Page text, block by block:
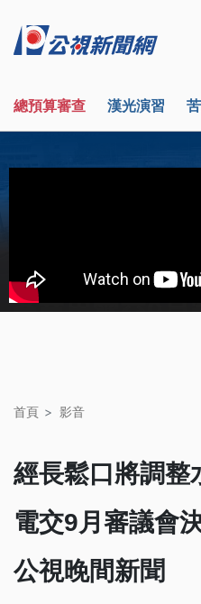
總預算審查 漢光演習
首頁 影音
經長鬆口將調整
電交9月審議會
公視晚間新聞